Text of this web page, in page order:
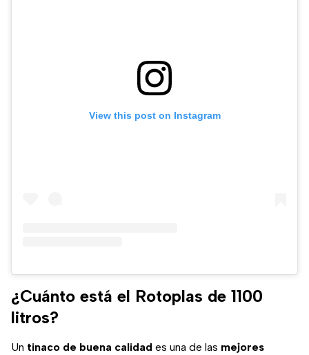
View this post on Instagram
¿Cuánto está el Rotoplas de 1100
litros?
Un tinaco de buena calidad es una de las mejores